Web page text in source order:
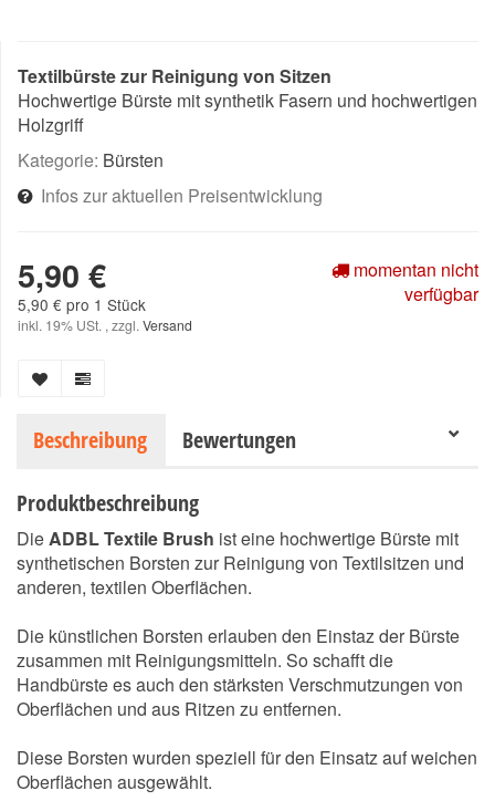
Textilbürste zur Reinigung von Sitzen
Hochwertige Bürste mit synthetik Fasern und hochwertigen
Holzgriff
Kategorie: Bürsten
Infos zur aktuellen Preisentwicklung
5,90 €
5,90 € pro 1 Stück
inkl. 19% USt. , zzgl. Versand
momentan nicht
verfügbar
Beschreibung Bewertungen
Produktbeschreibung
DieADBL Textile Brush ist eine hochwertige Bürste mit
synthetischen Borsten zur Reinigung von Textilsitzen und
anderen, textilen Oberflächen.
Die künstlichen Borsten erlauben den Einstaz der Bürste
zusammen mit Reinigungsmitteln. So schafft die
Handbürste es auch den stärksten Verschmutzungen von
Oberflächen und aus Ritzen zu entfernen.
Diese Borsten wurden speziell für den Einsatz auf weichen
Oberflächen ausgewählt.